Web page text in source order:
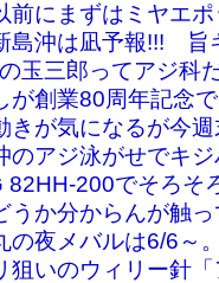
前にまずはミヤエ
島沖は凪予報!!! 旨
玉三郎ってアジ科
が創業80周年記念
きが気になるが今
のアジ泳がせでキ
82HH-200でそろそ
うか分からんが触
の夜メバルは6/6～
狙いのウィリー針